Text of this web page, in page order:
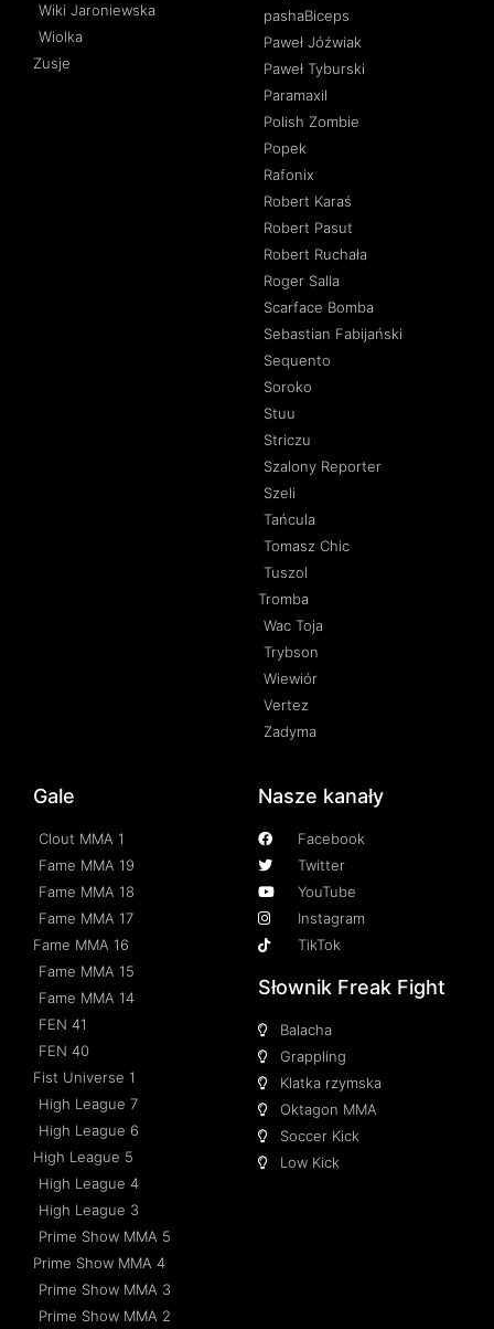
Wiki Jaroniewska
Wiolka
Zusje
pashaBiceps
Paweł Jóźwiak
Paweł Tyburski
Paramaxil
Polish Zombie
Popek
Rafonix
Robert Karaś
Robert Pasut
Robert Ruchała
Roger Salla
Scarface Bomba
Sebastian Fabijański
Sequento
Soroko
Stuu
Striczu
Szalony Reporter
Szeli
Tańcula
Tomasz Chic
Tuszol
Tromba
Wac Toja
Trybson
Wiewiór
Vertez
Zadyma
Gale
Clout MMA 1
Fame MMA 19
Fame MMA 18
Fame MMA 17
Fame MMA 16
Fame MMA 15
Fame MMA 14
FEN 41
FEN 40
Fist Universe 1
High League 7
High League 6
High League 5
High League 4
High League 3
Prime Show MMA 5
Prime Show MMA 4
Prime Show MMA 3
Prime Show MMA 2
Nasze kanały
Facebook
Twitter
YouTube
Instagram
TikTok
Słownik Freak Fight
Balacha
Grappling
Klatka rzymska
Oktagon MMA
Soccer Kick
Low Kick